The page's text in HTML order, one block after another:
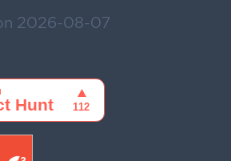
2026-08-07